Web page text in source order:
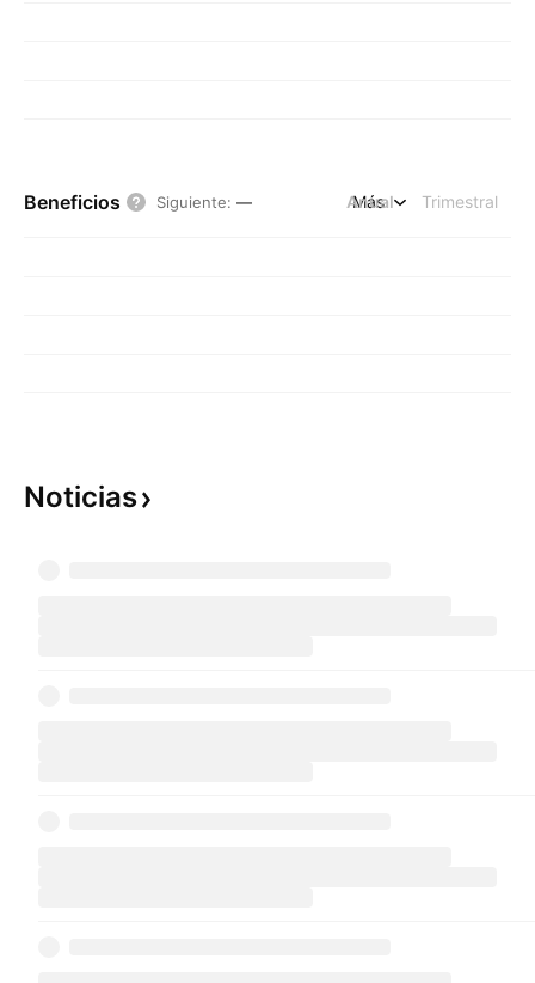
Beneficios Siguiente: — Anual Trimestral
Más
Noticias